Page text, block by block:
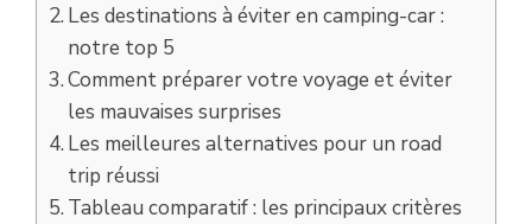
Les destinations à éviter en camping-car :
notre top 5
Comment préparer votre voyage et éviter
les mauvaises surprises
Les meilleures alternatives pour un road
trip réussi
Tableau comparatif : les principaux critères